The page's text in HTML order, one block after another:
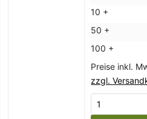
10 +
50 +
100 +
Preise inkl.
zzgl.